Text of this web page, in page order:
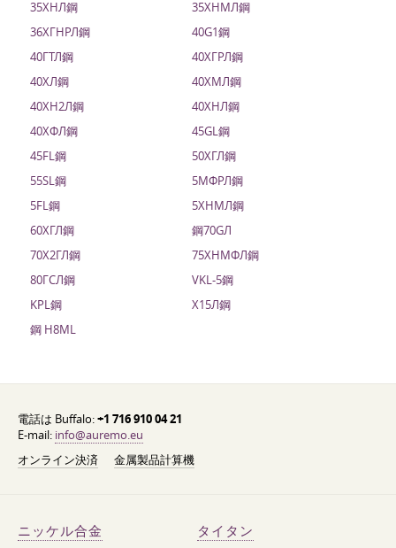
35ХНЛ鋼
35ХНМЛ鋼
36ХГНРЛ鋼
40G1鋼
40ГТЛ鋼
40ХГРЛ鋼
40ХЛ鋼
40ХМЛ鋼
40ХН2Л鋼
40ХНЛ鋼
40ХФЛ鋼
45GL鋼
45FL鋼
50ХГЛ鋼
55SL鋼
5МФРЛ鋼
5FL鋼
5ХНМЛ鋼
60ХГЛ鋼
鋼70GЛ
70Х2ГЛ鋼
75ХНМФЛ鋼
80ГСЛ鋼
VKL-5鋼
KPL鋼
Х15Л鋼
鋼 H8ML
電話は Buffalo:+1 716 910 04 21
E-mail: info@auremo.eu
オンライン決済
金属製品計算機
ニッケル合金 タイタン